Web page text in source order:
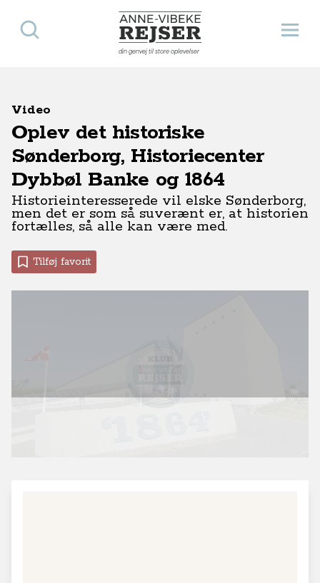
Anne-Vibeke Rejser
din genvej til store oplevelser
Åbn
Søg
Video
Oplev det historiske
Sønderborg, Historiecenter
Dybbøl Banke og 1864
Historieinteresserede vil elske Sønderborg,
men det er som så suverænt er, at historien
fortælles, så alle kan være med.
Tilføj favorit